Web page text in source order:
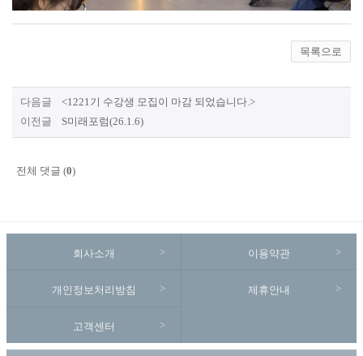
목록으로
다음글<1221기 수강생 모집이 마감 되었습니다.>
이전글 S미래포럼(26.1.6)
전체 댓글 (0)
회사소개 이용약관
개인정보처리방침 제휴안내
고객센터